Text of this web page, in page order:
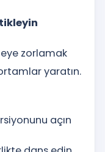
zorlamak
yaratın.
açın